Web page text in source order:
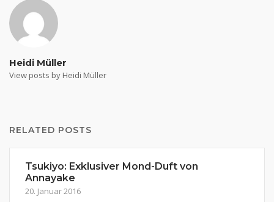
Heidi Müller
View posts by Heidi Müller
RELATED POSTS
Tsukiyo: Exklusiver Mond-Duft von
Annayake
20. Januar 2016